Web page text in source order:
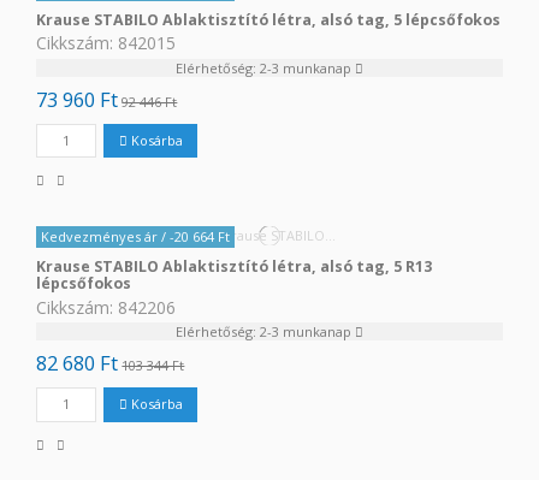
Krause STABILO Ablaktisztító létra, alsó tag, 5 lépcsőfokos
Cikkszám: 842015
Elérhetőség: 2-3 munkanap
73 960 Ft 92 446 Ft
Kosárba
Kedvezményes ár/ -20 664 Ft
Krause STABILO Ablaktisztító létra, alsó tag, 5 R13
lépcsőfokos
Cikkszám: 842206
Elérhetőség: 2-3 munkanap
82 680 Ft 103 344 Ft
Kosárba